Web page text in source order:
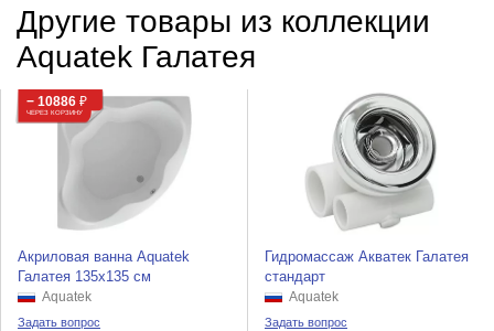
Другие товары из коллекции
Aquatek Галатея
− 10886 ₽
ЧЕРЕЗ КОРЗИНУ
Акриловая ванна Aquatek
Галатея 135х135 см
Aquatek
Задать вопрос
Гидромассаж Акватек Галатея
стандарт
Aquatek
Задать вопрос